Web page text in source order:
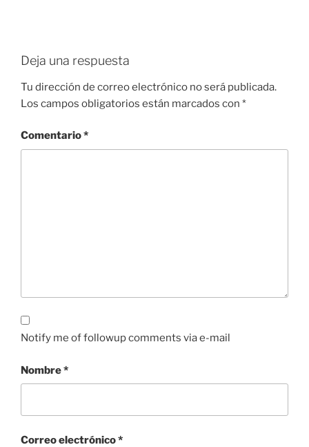
Deja una respuesta
Tu dirección de correo electrónico no será publicada.
Los campos obligatorios están marcados con *
Comentario*
Notify me of followup comments via e-mail
Nombre*
Correo electrónico*